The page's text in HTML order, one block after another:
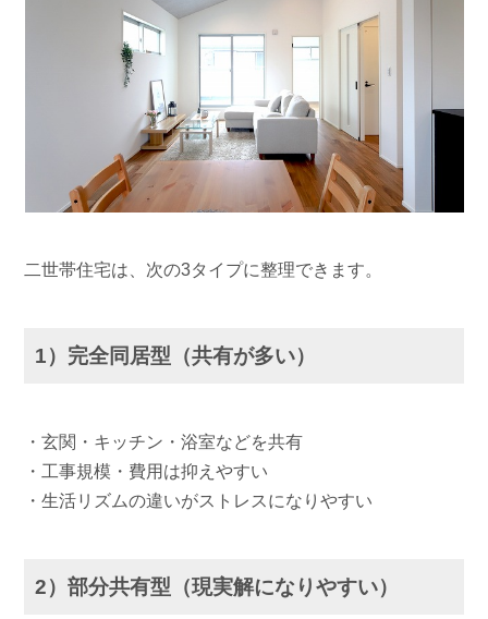
二世帯住宅は、次の3タイプに整理できます。
1）完全同居型（共有が多い）
・玄関・キッチン・浴室などを共有
・工事規模・費用は抑えやすい
・生活リズムの違いがストレスになりやすい
2）部分共有型（現実解になりやすい）